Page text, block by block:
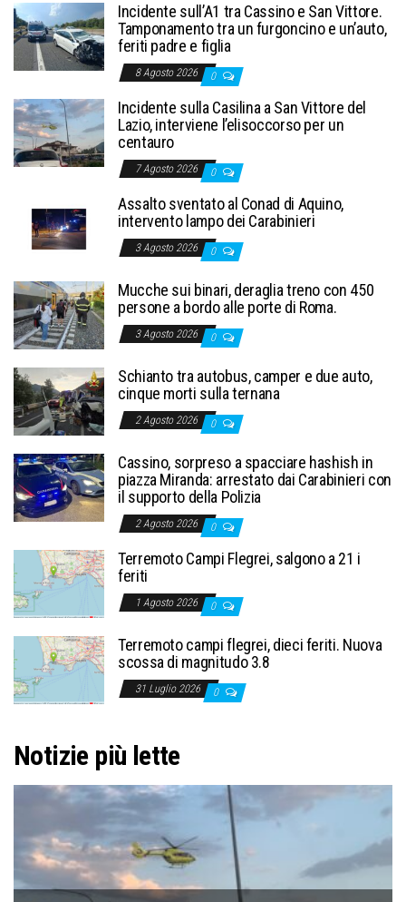
Incidente sull’A1 tra Cassino e San Vittore.
Tamponamento tra un furgoncino e un’auto,
feriti padre e figlia
8 Agosto 2026 0
Incidente sulla Casilina a San Vittore del
Lazio, interviene l’elisoccorso per un
centauro
7 Agosto 2026 0
Assalto sventato al Conad di Aquino,
intervento lampo dei Carabinieri
3 Agosto 2026 0
Mucche sui binari, deraglia treno con 450
persone a bordo alle porte di Roma.
3 Agosto 2026 0
Schianto tra autobus, camper e due auto,
cinque morti sulla ternana
2 Agosto 2026 0
Cassino, sorpreso a spacciare hashish in
piazza Miranda: arrestato dai Carabinieri con
il supporto della Polizia
2 Agosto 2026 0
Terremoto Campi Flegrei, salgono a 21 i
feriti
1 Agosto 2026 0
Terremoto campi flegrei, dieci feriti. Nuova
scossa di magnitudo 3.8
31 Luglio 2026 0
Notizie più lette